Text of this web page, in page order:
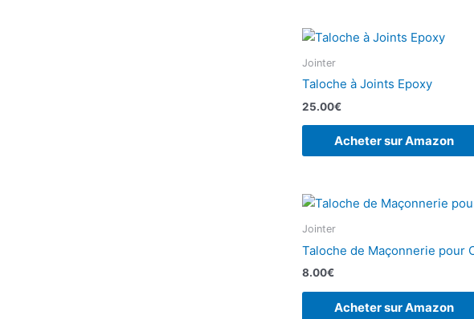
Jointer
Taloche à Joints Epoxy
25.00€
Acheter sur Amazon
Jointer
Taloche de Maçonnerie pour
8.00€
Acheter sur Amazon